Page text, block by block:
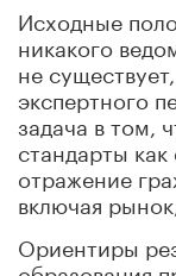
Исходные
никакого
не
экспертного
задача в том,
стандарты
отражение
включая
Ориентиры